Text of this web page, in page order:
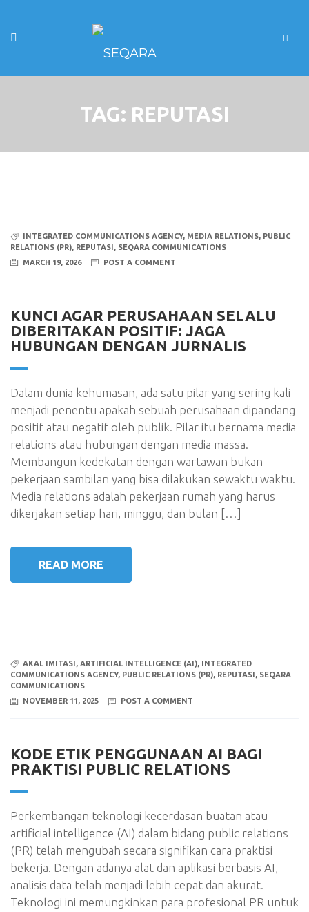
TAG: REPUTASI
INTEGRATED COMMUNICATIONS AGENCY, MEDIA RELATIONS, PUBLIC
RELATIONS (PR), REPUTASI, SEQARA COMMUNICATIONS
MARCH 19, 2026
POST A COMMENT
KUNCI AGAR PERUSAHAAN SELALU
DIBERITAKAN POSITIF: JAGA
HUBUNGAN DENGAN JURNALIS
Dalam dunia kehumasan, ada satu pilar yang sering kali
menjadi penentu apakah sebuah perusahaan dipandang
positif atau negatif oleh publik. Pilar itu bernama media
relations atau hubungan dengan media massa.
Membangun kedekatan dengan wartawan bukan
pekerjaan sambilan yang bisa dilakukan sewaktu waktu.
Media relations adalah pekerjaan rumah yang harus
dikerjakan setiap hari, minggu, dan bulan […]
READ MORE
AKAL IMITASI , ARTIFICIAL INTELLIGENCE (AI),
INTEGRATED
COMMUNICATIONS AGENCY, PUBLIC RELATIONS (PR), REPUTASI , SEQARA
COMMUNICATIONS
NOVEMBER 11, 2025
POST A COMMENT
KODE ETIK PENGGUNAAN AI BAGI
PRAKTISI PUBLIC RELATIONS
Perkembangan teknologi kecerdasan buatan atau
artificial intelligence (AI) dalam bidang public relations
(PR) telah mengubah secara signifikan cara praktisi
bekerja. Dengan adanya alat dan aplikasi berbasis AI,
analisis data telah menjadi lebih cepat dan akurat.
Teknologi ini memungkinkan para profesional PR untuk